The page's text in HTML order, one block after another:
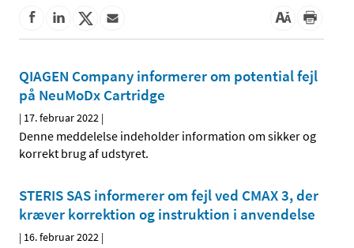
QIAGEN Company informerer om potential fejl
på NeuMoDx Cartridge
| 17. februar 2022 |
Denne meddelelse indeholder information om sikker og
korrekt brug af udstyret.
STERIS SAS informerer om fejl ved CMAX 3, der
kræver korrektion og instruktion i anvendelse
| 16. februar 2022 |